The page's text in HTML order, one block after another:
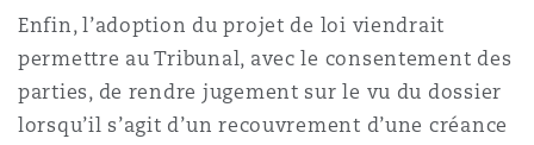
Enfin, l’adoption du projet de loi viendrait
permettre au Tribunal, avec le consentement des
parties, de rendre jugement sur le vu du dossier
lorsqu’il s’agit d’un recouvrement d’une créance